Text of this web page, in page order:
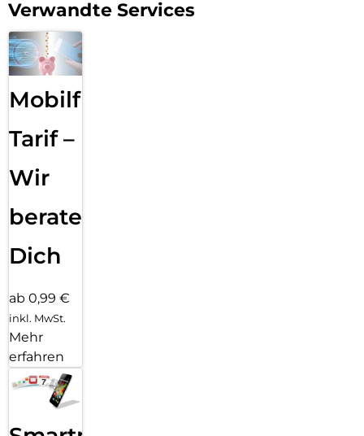
Verwandte Services
Mobilfunk
Tarif –
Wir
beraten
Dich
ab 0,99 €
inkl. MwSt.
Mehr
erfahren